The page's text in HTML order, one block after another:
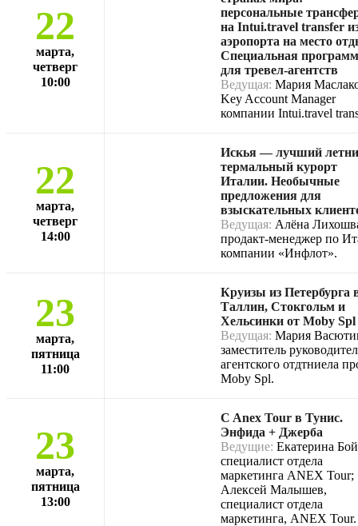
22
марта,
четверг
10:00
персональные
на Intui.travel transfer
аэропорта на место
Специальная
для тревел-агентств
Ведущая: Мария
Key Account Manager
компании Intui.travel
22
марта,
четверг
14:00
Искья — лучший
термальный курорт
Италии. Необычные
предложения для
взыскательных
Ведущая: Алёна
продакт-менеджер по
компании «Инфлот».
23
марта,
пятница
11:00
Круизы из Петербурга
Таллин, Стокгольм и
Хельсинки от Moby Spl
Ведущая: Мария
заместитель
агентского отдтниела
Moby Spl.
23
марта,
пятница
13:00
C Anex Tour в Тунис.
Энфида + Джерба
Ведущие: Екатерина
специалист отдела
маркетинга ANEX Tour;
Алексей Малышев,
специалист отдела
маркетинга, ANEX Tour.